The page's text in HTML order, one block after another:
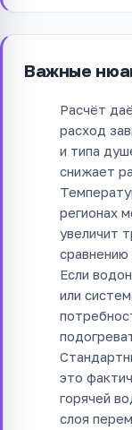
Важные
Расчёт
расход
и типа
снижает
регионах
увеличит
сравнению
Если
или
это
горячей
слоя